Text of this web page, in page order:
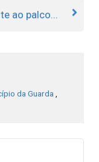
ao palco...
da Guarda